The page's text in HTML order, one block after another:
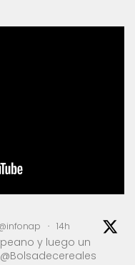
· 14h
y luego un